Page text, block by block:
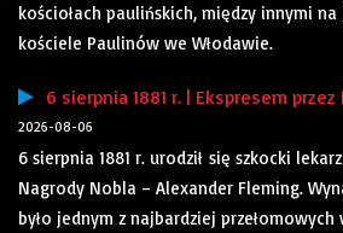
kościołach paulińskich, między innymi na
kościele Paulinów we Włodawie.
6 sierpnia 1881 r. | Ekspresem
2026-08-06
6 sierpnia 1881 r. urodził się szkocki
Nagrody Nobla – Alexander Fleming.
było jednym z najbardziej przełomowych